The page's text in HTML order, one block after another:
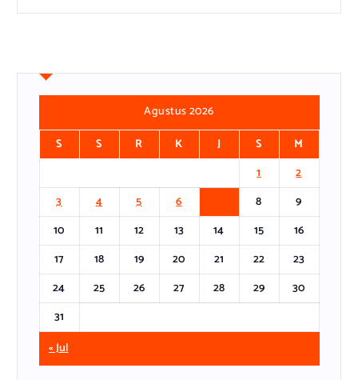
Agustus 2026
S
S R K J S
M
1
2
3
4 5 6 8
9
10
11 12 13 14 15
16
17
18 19 20 21 22
23
24
25 26 27 28 29
30
31
« Jul